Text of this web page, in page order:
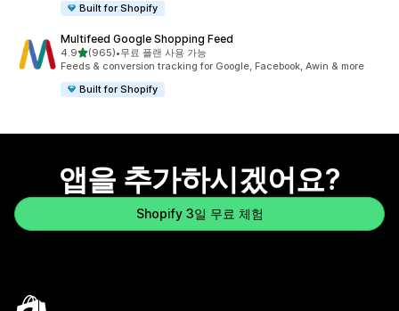
Built for Shopify
Multifeed Google Shopping Feed
4.9별 5개 중
(965)
총 리뷰 965개
•무료 플랜 사용 가능
Feeds & conversion tracking for Google, Facebook, Awin & more
Built for Shopify
앱을 추가하시겠어요?
Shopify 3일 무료 체험